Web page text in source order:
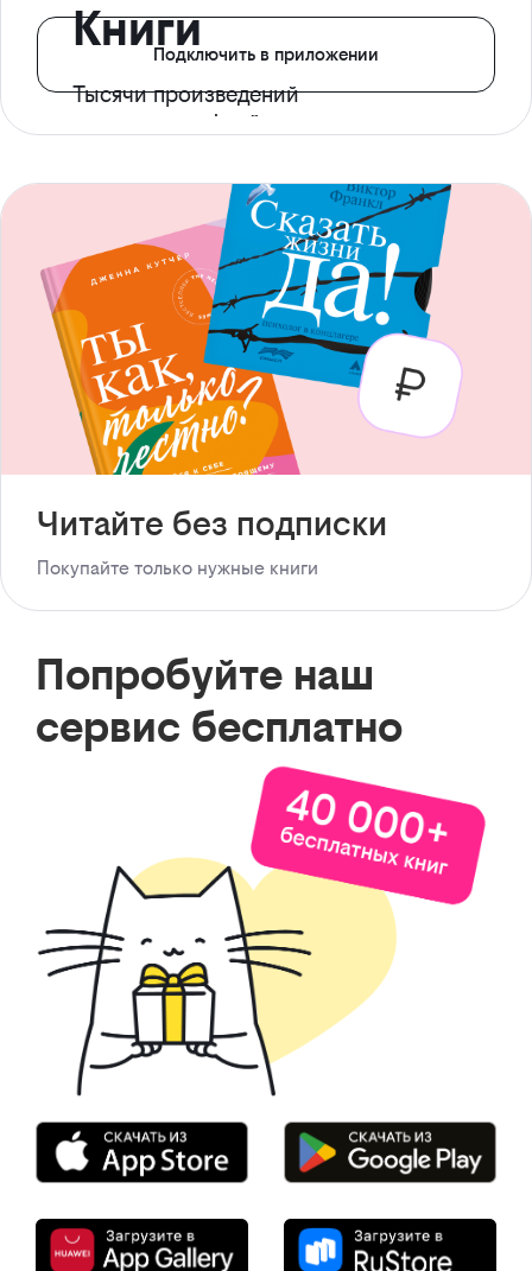
Книги
Тысячи произведений
с доступом офлайн
Подключить в приложении
Читайте без подписки
Покупайте только нужные книги
Попробуйте наш
сервис бесплатно